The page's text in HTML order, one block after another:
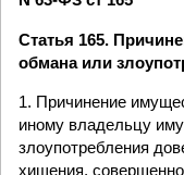
Статья 165.
обмана или
1. Причинение
иному владельцу
злоупотребления
хищения,